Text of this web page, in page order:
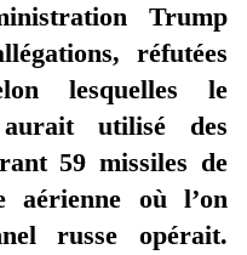
Trump
réfutées
lesquelles le
aurait utilisé des
59 missiles de
aérienne où l’on
russe opérait.